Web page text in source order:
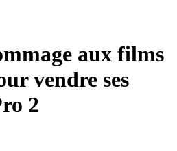
aux films
vendre ses
2